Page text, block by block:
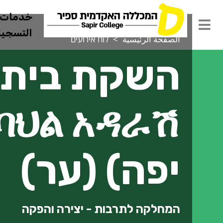
خدمات
الصفحة الرئيسية לוח אירועים
יפה) (ער)
המחלקה לתרבות - יצירה והפקה